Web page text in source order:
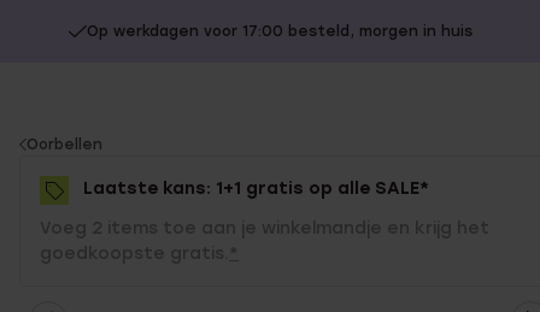
Op werkdagen voor 17:00 besteld, morgen in huis
You
are
here:
Oorbellen
Laatste kans: 1+1 gratis op alle SALE*
Voeg 2 items toe aan je winkelmandje en krijg het
goedkoopste gratis. *